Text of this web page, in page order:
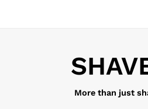
More than just